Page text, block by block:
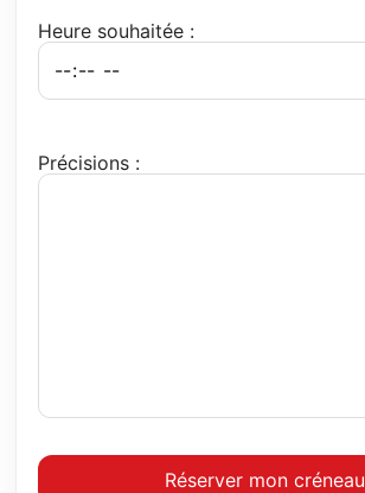
Heure souhaitée :
Précisions :
Réserver mon créneau